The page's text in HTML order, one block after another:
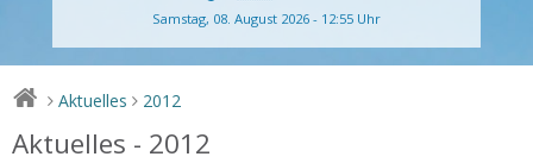
Samstag, 08. August 2026 - 12:55 Uhr
> Aktuelles > 2012
Aktuelles - 2012